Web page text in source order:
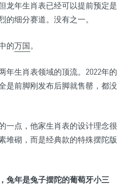
龙年生肖表已经可以提前预定是
的细分赛道。没有之一。
的万国。
年生肖表领域的顶流。2022年的
是前脚刚发布后脚就售罄，都没
一点，他家生肖表的设计理念很
堆砌，而是经典款的特殊摆陀版
兔年是兔子摆陀的葡萄牙小三